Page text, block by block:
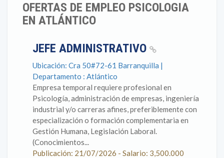
OFERTAS DE EMPLEO PSICOLOGIA
EN ATLÁNTICO
JEFE ADMINISTRATIVO
Ubicación: Cra 50#72-61 Barranquilla |
Departamento : Atlántico
Empresa temporal requiere profesional en
Psicología, administración de empresas, ingeniería
industrial y/o carreras afines, preferiblemente con
especialización o formación complementaria en
Gestión Humana, Legislación Laboral.
(Conocimientos...
Publicación: 21/07/2026 - Salario: 3,500.000